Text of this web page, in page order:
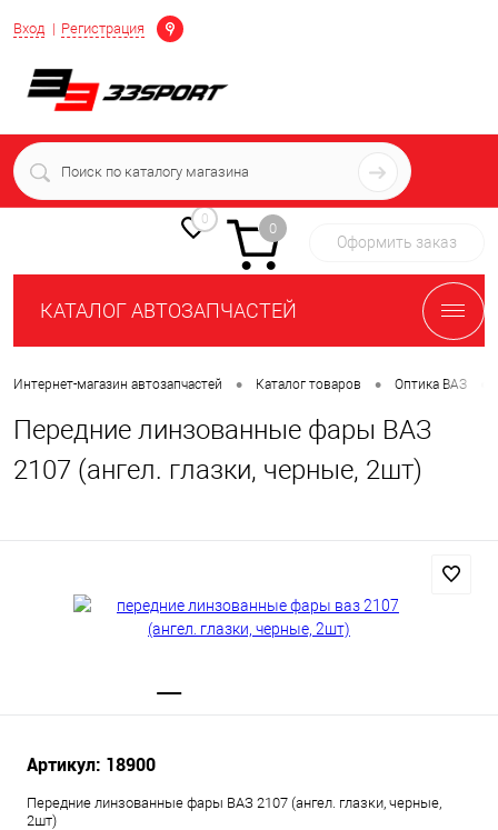
Вход Регистрация
Определение
+7 (939) 716-10-06
пн-пт 7:00-16:00 МСК
0
0
Оформить заказ
КАТАЛОГ АВТОЗАПЧАСТЕЙ
Интернет-магазин автозапчастей • Каталог товаров • Оптика ВАЗ
Передние линзованные фары ВАЗ
2107 (ангел. глазки, черные, 2шт)
Артикул: 18900
Передние линзованные фары ВАЗ 2107 (ангел. глазки, черные,
2шт)